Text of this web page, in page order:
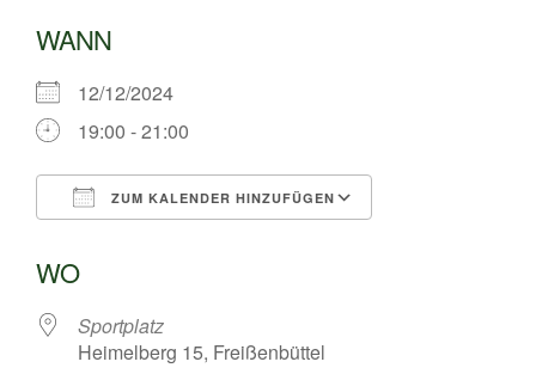
WANN
12/12/2024
19:00 - 21:00
ZUM KALENDER HINZUFÜGEN
WO
Sportplatz
Heimelberg 15, Freißenbüttel